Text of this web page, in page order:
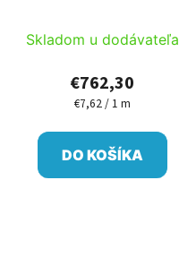
Skladom u dodávateľa
€762,30
Jednotková
€7,62 / 1 m
DO KOŠÍKA